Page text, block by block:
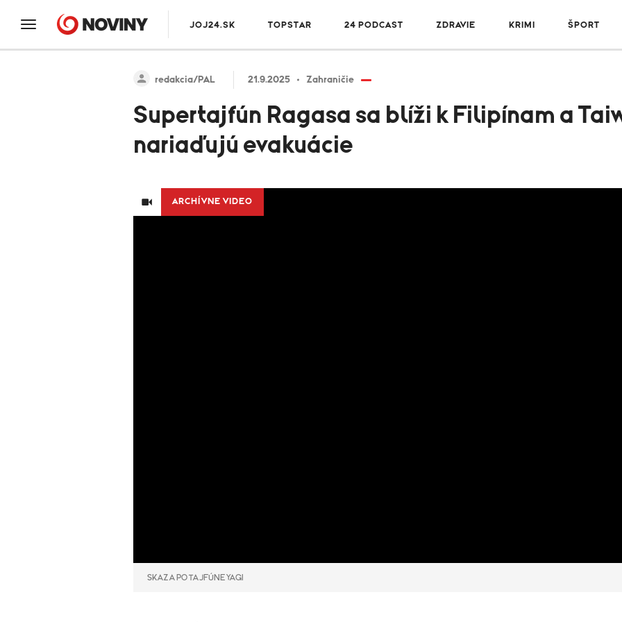
JOJ24.SK TOPSTAR 24 PODCAST ZDRAVIE KRIMI ŠPORT
redakcia/PAL 21.9.2025 Zahraničie
Supertajfún Ragasa sa blíži k Filipínam a
nariaďujú evakuácie
ARCHÍVNE VIDEO
SKAZA PO TAJFÚNE YAGI